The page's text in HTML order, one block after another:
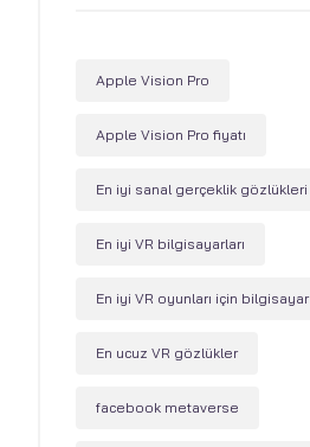
Apple Vision Pro
Apple Vision Pro fiyatı
En iyi sanal gerçeklik gözlükleri
En iyi VR bilgisayarları
En iyi VR oyunları için bilgisayar
En ucuz VR gözlükler
facebook metaverse